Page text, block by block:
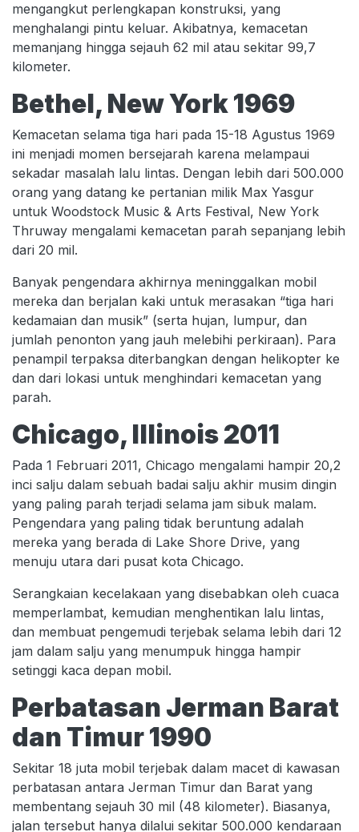
mengangkut perlengkapan konstruksi, yang
menghalangi pintu keluar. Akibatnya, kemacetan
memanjang hingga sejauh 62 mil atau sekitar 99,7
kilometer.
Bethel, New York 1969
Kemacetan selama tiga hari pada 15-18 Agustus 1969
ini menjadi momen bersejarah karena melampaui
sekadar masalah lalu lintas. Dengan lebih dari 500.000
orang yang datang ke pertanian milik Max Yasgur
untuk Woodstock Music & Arts Festival, New York
Thruway mengalami kemacetan parah sepanjang lebih
dari 20 mil.
Banyak pengendara akhirnya meninggalkan mobil
mereka dan berjalan kaki untuk merasakan “tiga hari
kedamaian dan musik” (serta hujan, lumpur, dan
jumlah penonton yang jauh melebihi perkiraan). Para
penampil terpaksa diterbangkan dengan helikopter ke
dan dari lokasi untuk menghindari kemacetan yang
parah.
Chicago, Illinois 2011
Pada 1 Februari 2011, Chicago mengalami hampir 20,2
inci salju dalam sebuah badai salju akhir musim dingin
yang paling parah terjadi selama jam sibuk malam.
Pengendara yang paling tidak beruntung adalah
mereka yang berada di Lake Shore Drive, yang
menuju utara dari pusat kota Chicago.
Serangkaian kecelakaan yang disebabkan oleh cuaca
memperlambat, kemudian menghentikan lalu lintas,
dan membuat pengemudi terjebak selama lebih dari 12
jam dalam salju yang menumpuk hingga hampir
setinggi kaca depan mobil.
Perbatasan Jerman Barat
dan Timur 1990
Sekitar 18 juta mobil terjebak dalam macet di kawasan
perbatasan antara Jerman Timur dan Barat yang
membentang sejauh 30 mil (48 kilometer). Biasanya,
jalan tersebut hanya dilalui sekitar 500.000 kendaraan